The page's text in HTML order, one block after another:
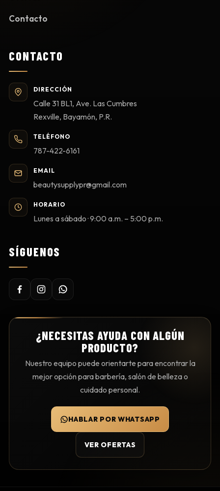
Contacto
CONTACTO
DIRECCIÓN
Calle 31 BL1, Ave. Las Cumbres
Rexville, Bayamón, P.R.
TELÉFONO
787-422-6161
EMAIL
beautysupplypr@gmail.com
HORARIO
Lunes a sábado · 9:00 a.m. – 5:00 p.m.
SÍGUENOS
¿NECESITAS AYUDA CON ALGÚN
PRODUCTO?
Nuestro equipo puede orientarte para encontrar la
mejor opción para barbería, salón de belleza o
cuidado personal.
HABLAR POR WHATSAPP
VER OFERTAS